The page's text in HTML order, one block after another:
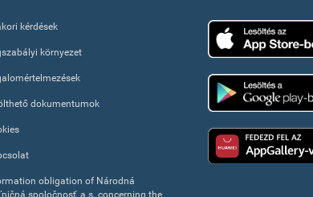
kérdések
környezet
dokumentumok
obligation of Národná
spoločnosť, a.s. concerning the